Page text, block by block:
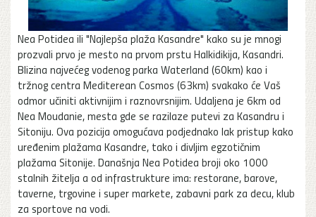
Nea Potidea ili "Najlepša plaža Kasandre" kako su je mnogi
prozvali prvo je mesto na prvom prstu Halkidikija, Kasandri.
Blizina najvećeg vodenog parka Waterland (60km) kao i
tržnog centra Mediterean Cosmos (63km) svakako će Vaš
odmor učiniti aktivnijim i raznovrsnijim. Udaljena je 6km od
Nea Moudanie, mesta gde se razilaze putevi za Kasandru i
Sitoniju. Ova pozicija omogućava podjednako lak pristup kako
uređenim plažama Kasandre, tako i divljim egzotičnim
plažama Sitonije. Današnja Nea Potidea broji oko 1000
stalnih žitelja a od infrastrukture ima: restorane, barove,
taverne, trgovine i super markete, zabavni park za decu, klub
za sportove na vodi.